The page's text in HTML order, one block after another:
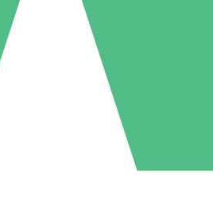
5 Téléchargements
US$